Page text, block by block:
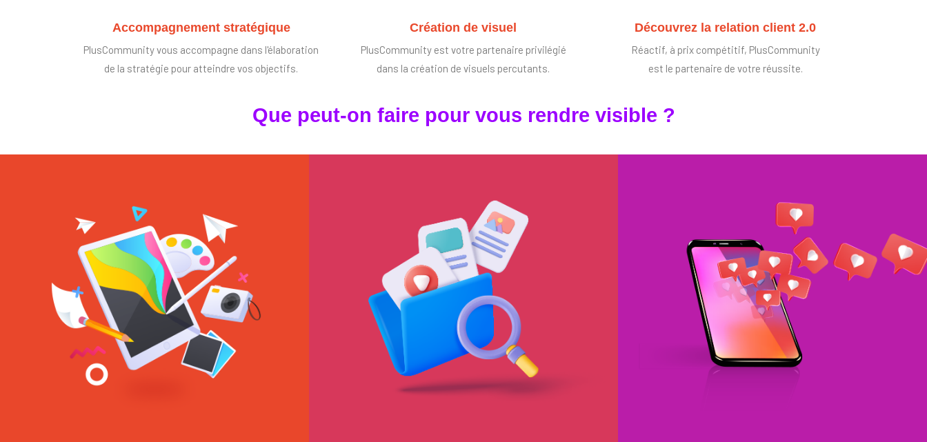
Accompagnement stratégique
PlusCommunity vous accompagne dans l'élaboration
de la stratégie pour atteindre vos objectifs.
Création de visuel
PlusCommunity est votre partenaire privilégié
dans la création de visuels percutants.
Découvrez la relation client 2.0
Réactif, à prix compétitif, PlusCommunity
est le partenaire de votre réussite.
Que peut-on faire pour vous rendre visible ?
#sedémarquer #tendances #générateurdelikes